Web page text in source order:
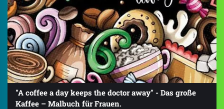
"A coffee a day keeps the doctor away" - Das große
Kaffee – Malbuch für Frauen.